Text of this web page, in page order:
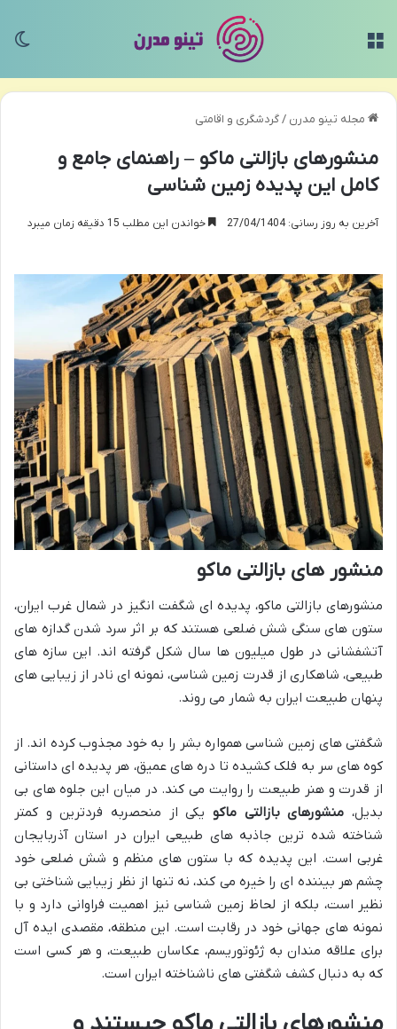
مجله تینو مدرن /گردشگری و اقامتی
منشورهای بازالتی ماکو – راهنمای جامع و
کامل این پدیده زمین شناسی
آخرین به روز رسانی: 27/04/1404 خواندن این مطلب 15 دقیقه زمان میبرد
منشور های بازالتی ماکو
منشورهای بازالتی ماکو، پدیده ای شگفت انگیز در شمال غرب ایران،
ستون های سنگی شش ضلعی هستند که بر اثر سرد شدن گدازه های
آتشفشانی در طول میلیون ها سال شکل گرفته اند. این سازه های
طبیعی، شاهکاری از قدرت زمین شناسی، نمونه ای نادر از زیبایی های
پنهان طبیعت ایران به شمار می روند.
شگفتی های زمین شناسی همواره بشر را به خود مجذوب کرده اند. از
کوه های سر به فلک کشیده تا دره های عمیق، هر پدیده ای داستانی
از قدرت و هنر طبیعت را روایت می کند. در میان این جلوه های بی
بدیل، منشورهای بازالتی ماکو یکی از منحصربه فردترین و کمتر
شناخته شده ترین جاذبه های طبیعی ایران در استان آذربایجان
غربی است. این پدیده که با ستون های منظم و شش ضلعی خود
چشم هر بیننده ای را خیره می کند، نه تنها از نظر زیبایی شناختی بی
نظیر است، بلکه از لحاظ زمین شناسی نیز اهمیت فراوانی دارد و با
نمونه های جهانی خود در رقابت است. این منطقه، مقصدی ایده آل
برای علاقه مندان به ژئوتوریسم، عکاسان طبیعت، و هر کسی است
که به دنبال کشف شگفتی های ناشناخته ایران است.